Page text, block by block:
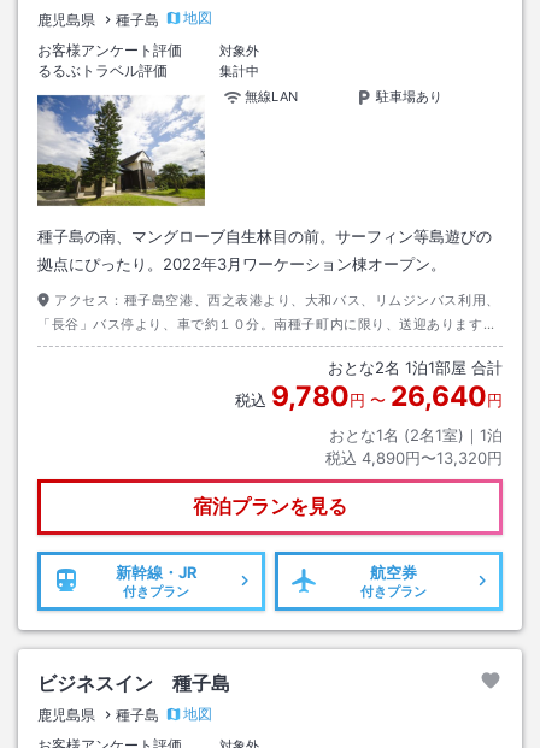
鹿児島県 種子島
地図
お客様アンケート評価
対象外
るるぶトラベル評価
集計中
無線LAN
駐車場あり
種子島の南、マングローブ自生林目の前。サーフィン等島遊びの
拠点にぴったり。2022年3月ワーケーション棟オープン。
アクセス： 種子島空港、西之表港より、大和バス、リムジンバス利用、
「長谷」バス停より、車で約１０分。南種子町内に限り、送迎あります
が、予約が必要です。
おとな2名 1泊1部屋 合計
税込 9,780円 〜 26,640円
おとな1名 (2名1室)｜ 1泊
税込 4,890円〜13,320円
宿泊プランを見る
新幹線・JR
付きプラン
航空券
付きプラン
ビジネスイン 種子島
鹿児島県 種子島
地図